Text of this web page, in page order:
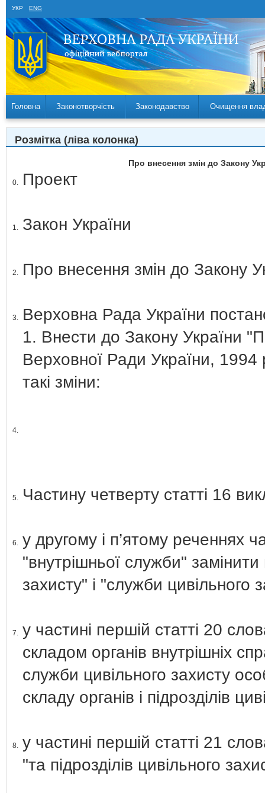
УКР ENG
Головна Законотворчість Законодавство Очищення
Розмітка (ліва колонка)
Про внесення змін до Закону
0. Проект
1. Закон України
2. Про внесення змін до Закону
3.
Верховна Рада України
1. Внести до Закону України
Верховної Ради України,
такі зміни:
4.
5. Частину четверту статті 16
6. у другому і п’ятому реченнях
"внутрішньої служби"
захисту" і "служби цивільного
7. у частині першій статті 20
складом органів внутрішніх
служби цивільного захисту
складу органів і підрозділів
8. у частині першій статті 21
"та підрозділів цивільного